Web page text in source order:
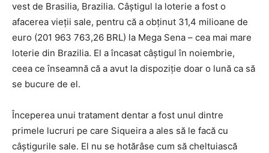
vest de Brasilia, Brazilia. Câștigul la loterie a fost o
afacerea vieții sale, pentru că a obținut 31,4 milioane de
euro (201 963 763,26 BRL) la Mega Sena – cea mai mare
loterie din Brazilia. El a încasat câștigul în noiembrie,
ceea ce înseamnă că a avut la dispoziție doar o lună ca să
se bucure de el.
Începerea unui tratament dentar a fost unul dintre
primele lucruri pe care Siqueira a ales să le facă cu
câștigurile sale. El nu se hotărâse cum să cheltuiască